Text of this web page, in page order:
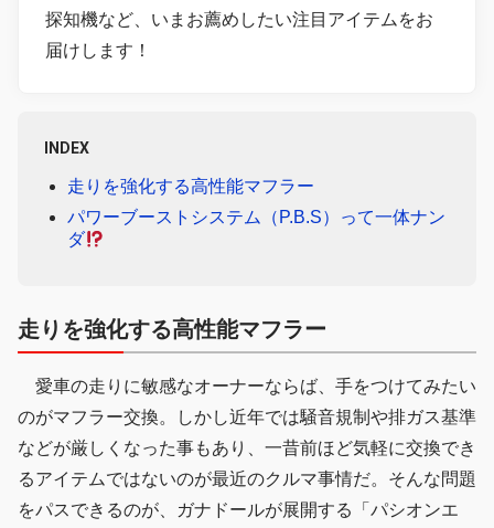
探知機など、いまお薦めしたい注目アイテムをお
届けします！
INDEX
走りを強化する高性能マフラー
パワーブーストシステム（P.B.S）って一体ナン
ダ
走りを強化する高性能マフラー
愛車の走りに敏感なオーナーならば、手をつけてみたい
のがマフラー交換。しかし近年では騒音規制や排ガス基準
などが厳しくなった事もあり、一昔前ほど気軽に交換でき
るアイテムではないのが最近のクルマ事情だ。そんな問題
をパスできるのが、ガナドールが展開する「パシオンエ